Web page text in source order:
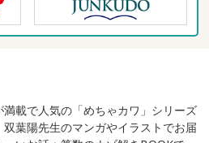
載で人気の「めちゃカワ」シリーズ
葉陽先生のマンガやイラストでお届